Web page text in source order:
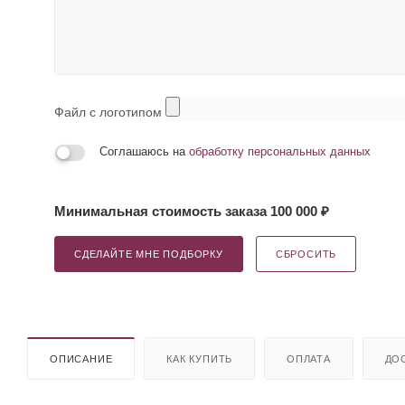
Файл с логотипом
Соглашаюсь на обработку персональных данных
Минимальная стоимость заказа 100 000 ₽
СДЕЛАЙТЕ МНЕ ПОДБОРКУ СБРОСИТЬ
ОПИСАНИЕ КАК КУПИТЬ ОПЛАТА